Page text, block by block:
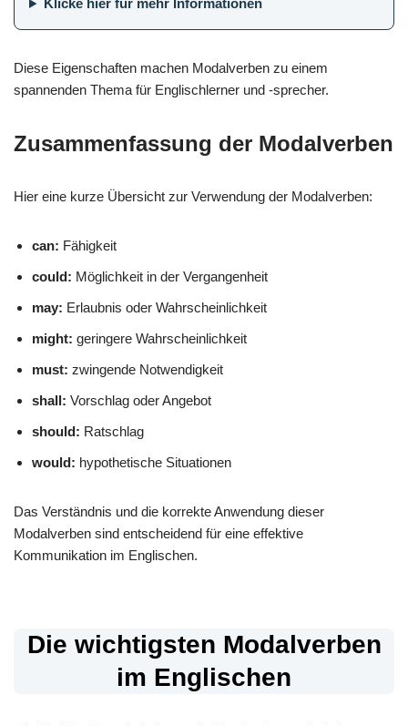
Klicke hier für mehr Informationen
Diese Eigenschaften machen Modalverben zu einem
spannenden Thema für Englischlerner und -sprecher.
Zusammenfassung der Modalverben
Hier eine kurze Übersicht zur Verwendung der Modalverben:
can: Fähigkeit
could: Möglichkeit in der Vergangenheit
may: Erlaubnis oder Wahrscheinlichkeit
might: geringere Wahrscheinlichkeit
must: zwingende Notwendigkeit
shall: Vorschlag oder Angebot
should: Ratschlag
would: hypothetische Situationen
Das Verständnis und die korrekte Anwendung dieser
Modalverben sind entscheidend für eine effektive
Kommunikation im Englischen.
Die wichtigsten Modalverben
im Englischen